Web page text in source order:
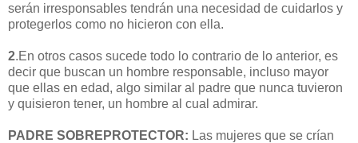
serán irresponsables tendrán una necesidad de cuidarlos y
protegerlos como no hicieron con ella.
2.En otros casos sucede todo lo contrario de lo anterior, es
decir que buscan un hombre responsable, incluso mayor
que ellas en edad, algo similar al padre que nunca tuvieron
y quisieron tener, un hombre al cual admirar.
PADRE SOBREPROTECTOR: Las mujeres que se crían